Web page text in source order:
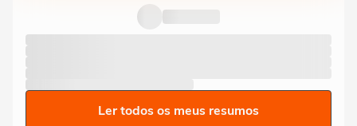
Ler todos os meus resumos